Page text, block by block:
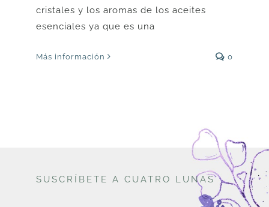
cristales y los aromas de los aceites
esenciales ya que es una
Más información 0
SUSCRÍBETE A CUATRO LUNAS